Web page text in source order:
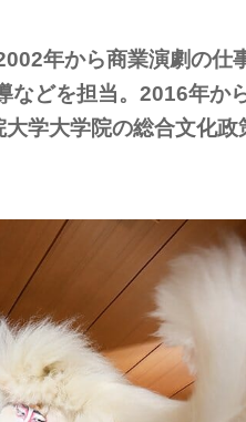
年から商業演劇の仕
などを担当。2016年か
学大学院の総合文化